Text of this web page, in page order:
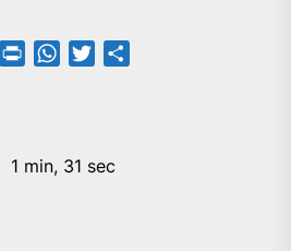
TelegramPrintFriendly
WhatsApp
Twitter
1 min, 31 sec